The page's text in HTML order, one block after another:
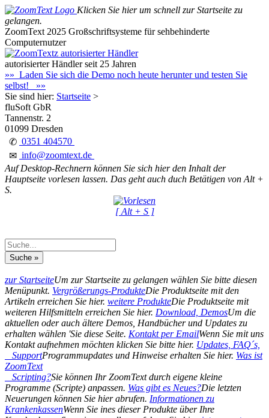
Klicken Sie hier um schnell zur Startseite zu
gelangen.
ZoomText 2025 Großschriftsysteme für sehbehinderte
Computernutzer
autorisierter Händler seit 25 Jahren
»» Laden Sie sich die Demo noch heute herunter und testen Sie
selbst! »»
Sie sind hier: Startseite >
fluSoft GbR
Tannenstr. 2
01099 Dresden
✆ 0351 404570
✉ info@zoomtext.de
Auf Desktop-Rechnern können Sie sich hier den Inhalt der
Hauptseite vorlesen lassen. Das geht auch duch Betätigen von Alt +
S.
[ Alt + S ]
zur StartseiteUm zur Startseite zu gelangen wählen Sie bitte diesen
Menüpunkt. Vergrößerungs-ProdukteDie Produktseite mit den
Artikeln erreichen Sie hier. weitere ProdukteDie Produktseite mit
weiteren Hilfsmitteln erreichen Sie hier. Download, DemosUm die
aktuellen oder auch ältere Demos, Handbücher und Updates zu
erhalten wählen 'Sie diese Seite. Kontakt per EmailWenn Sie mit uns
Kontakt aufnehmen möchten klicken Sie bitte hier. Updates, FAQ´s,
SupportProgrammupdates und Hinweise erhalten Sie hier. Was ist
ZoomText
Scripting?Sie können Ihr ZoomText durch eigene kleine
Programme (Scripte) anpassen. Was gibt es Neues?Die letzten
Neuerungen können Sie hier abrufen. Informationen zu
KrankenkassenWenn Sie ines dieser Produkte über Ihre